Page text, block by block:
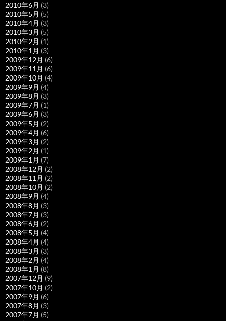
2010年6月 (3)
2010年5月 (5)
2010年4月 (3)
2010年3月 (5)
2010年2月 (1)
2010年1月 (3)
2009年12月 (6)
2009年11月 (6)
2009年10月 (4)
2009年9月 (4)
2009年8月 (3)
2009年7月 (1)
2009年6月 (3)
2009年5月 (2)
2009年4月 (6)
2009年3月 (2)
2009年2月 (1)
2009年1月 (7)
2008年12月 (2)
2008年11月 (2)
2008年10月 (2)
2008年9月 (4)
2008年8月 (3)
2008年7月 (3)
2008年6月 (2)
2008年5月 (4)
2008年4月 (4)
2008年3月 (3)
2008年2月 (4)
2008年1月 (8)
2007年12月 (9)
2007年10月 (2)
2007年9月 (6)
2007年8月 (3)
2007年7月 (5)